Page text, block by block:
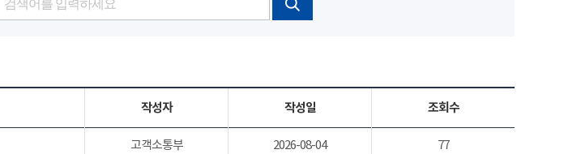
작성자 작성일 조회수
고객소통부 2026-08-04 77